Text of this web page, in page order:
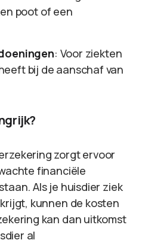
poot of een
: Voor ziekten
bij de aanschaf van
zorgt ervoor
financiële
Als je huisdier ziek
kunnen de kosten
kan dan uitkomst
al